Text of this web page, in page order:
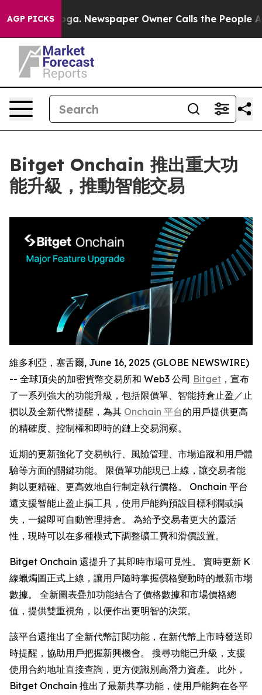
AGP PICKS Newspaper Owner Calls the People
Bitget Onchain 推出重大功
能升級，推動智能交易
維多利亞，塞舌爾, June 16, 2025 (GLOBE NEWSWIRE)
-- 全球頂尖的加密貨幣交易所和 Web3 公司 Bitget ，宣布
了一系列強大的功能升級，包括限價單、智能持倉止盈／止
損以及全新代幣提醒，為其 Onchain 平台的用戶提供更高
的精確度、控制權和即時的鏈上交易洞察。
近期的更新強化了交易執行、風險管理、市場追蹤和用戶體
驗等方面的關鍵功能。 限價單功能現已上線，讓交易者能
夠以更精確、更高效地自行制定執行價格。 Onchain 平台
還支援智能止盈止損工具，使用戶能夠預設目標利潤或損
失，一鍵即可自動管理持倉。 為給予交易者更大的靈活
性，現時可以在多種模式下調整礦工費和滑價設置。
Bitget Onchain 還提升了其即時市場可見性。 實時更新 K
線蠟燭圖正式上線，讓用戶隨時掌握價格變動時的最新市場
數據。 全新圖表疊加功能結合了價格數據和市場價格總
值，提供雙重視角，以便作出更明智的決策。
該平台還推出了全新代幣訂閱功能，在新代幣上市時發送即
時提醒，協助用戶把握新興機會。 搜尋功能已升級，支援
使用合約地址直接查詢，更方便識別高潛力資產。 此外，
Bitget Onchain 推出了最新共享功能，使用戶能夠在各平